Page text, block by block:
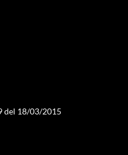
del 18/03/2015